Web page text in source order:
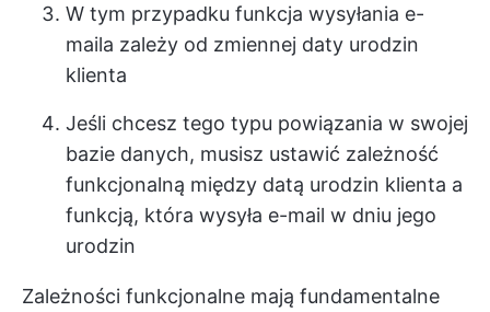
W tym przypadku funkcja wysyłania e-
maila zależy od zmiennej daty urodzin
klienta
Jeśli chcesz tego typu powiązania w swojej
bazie danych, musisz ustawić zależność
funkcjonalną między datą urodzin klienta a
funkcją, która wysyła e-mail w dniu jego
urodzin
Zależności funkcjonalne mają fundamentalne